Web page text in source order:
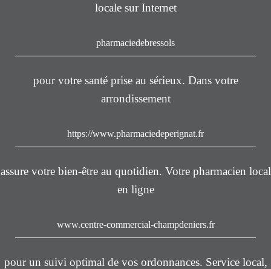
locale sur Internet
pharmaciedebressols
pour votre santé prise au sérieux. Dans votre
arrondissement
https://www.pharmaciedeperignat.fr
assure votre bien-être au quotidien. Votre pharmacien local
en ligne
www.centre-commercial-champdeniers.fr
pour un suivi optimal de vos ordonnances. Service local,